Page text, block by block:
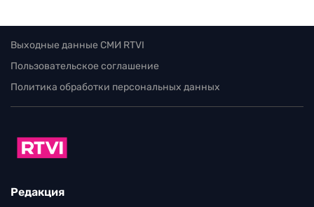
Выходные данные СМИ RTVI
Пользовательское соглашение
Политика обработки персональных данных
Редакция